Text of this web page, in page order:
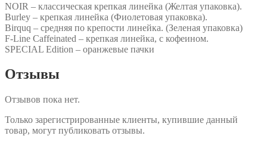
NOIR – классическая крепкая линейка (Желтая упаковка).
Burley – крепкая линейка (Фиолетовая упаковка).
Birquq – средняя по крепости линейка. (Зеленая упаковка)
F-Line Caffeinated – крепкая линейка, с кофеином.
SPECIAL Edition – оранжевые пачки
Отзывы
Отзывов пока нет.
Только зарегистрированные клиенты, купившие данный
товар, могут публиковать отзывы.